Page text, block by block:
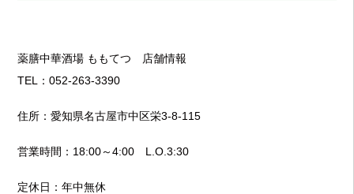
薬膳中華酒場 ももてつ 店舗情報
TEL：052-263-3390
住所：愛知県名古屋市中区栄3-8-115
営業時間：18:00～4:00 L.O.3:30
定休日：年中無休